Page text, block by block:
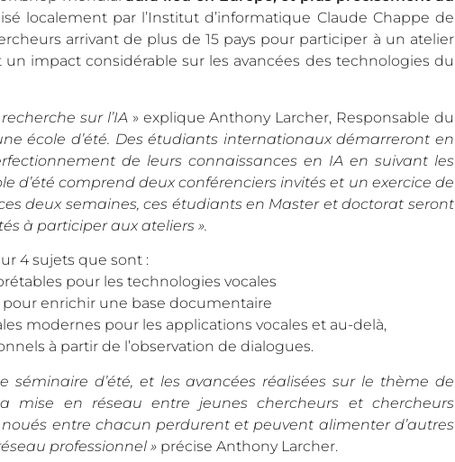
localement par l’Institut d’informatique Claude Chappe de
arrivant de plus de 15 pays pour participer à un atelier
impact considérable sur les avancées des technologies du
sur l’IA » explique Anthony Larcher, Responsable du
école d’été. Des étudiants internationaux démarreront en
de leurs connaissances en IA en suivant les
d’été comprend deux conférenciers invités et un exercice de
deux semaines, ces étudiants en Master et doctorat seront
à participer aux ateliers ».
4 sujets que sont :
pour les technologies vocales
pour enrichir une base documentaire
modernes pour les applications vocales et au-delà,
à partir de l’observation de dialogues.
séminaire d’été, et les avancées réalisées sur le thème de
mise en réseau entre jeunes chercheurs et chercheurs
entre chacun perdurent et peuvent alimenter d’autres
professionnel » précise Anthony Larcher.